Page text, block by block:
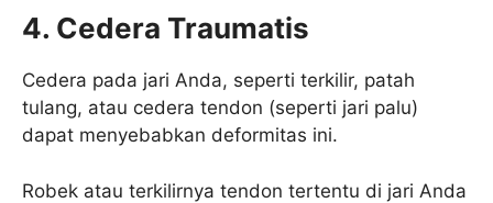
4. Cedera Traumatis
Cedera pada jari Anda, seperti terkilir, patah
tulang, atau cedera tendon (seperti jari palu)
dapat menyebabkan deformitas ini.
Robek atau terkilirnya tendon tertentu di jari Anda